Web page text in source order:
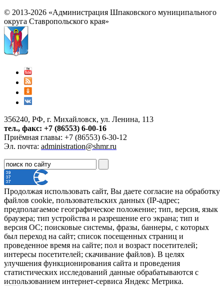
© 2013-2026 «Администрация Шпаковского муниципального
округа Ставропольского края»
356240, РФ, г. Михайловск, ул. Ленина, 113
тел., факс: +7 (86553) 6-00-16
Приёмная главы: +7 (86553) 6-30-12
Эл. почта: administration@shmr.ru
Продолжая использовать сайт, Вы даете согласие на обработку
файлов cookie, пользовательских данных (IP-адрес;
предполагаемое географическое положение; тип, версия, язык
браузера; тип устройства и разрешение его экрана; тип и
версия ОС; поисковые системы, фразы, баннеры, с которых
был переход на сайт; список посещенных страниц и
проведенное время на сайте; пол и возраст посетителей;
интересы посетителей; скачивание файлов). В целях
улучшения функционирования сайта и проведения
статистических исследований данные обрабатываются с
использованием интернет-сервиса Яндекс Метрика.